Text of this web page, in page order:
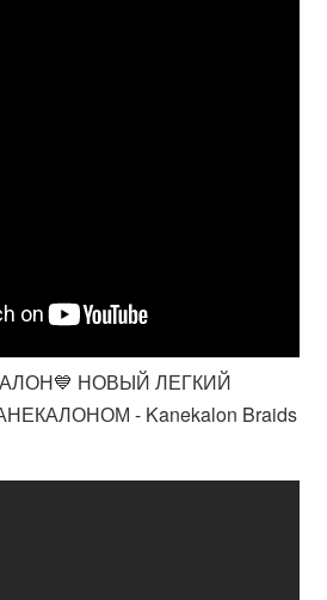
НОВЫЙ ЛЕГКИЙ
- Kanekalon Braids